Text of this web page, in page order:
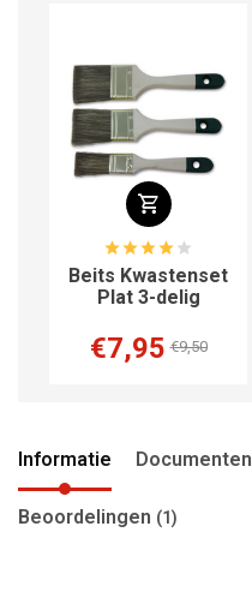
Beits Kwastenset
Plat 3-delig
€7,95 €9,50
Informatie Documenten
Beoordelingen (1)